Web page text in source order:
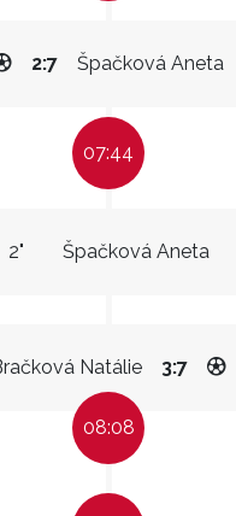
Špačková Aneta
2:7
07:44
Špačková Aneta
2"
Natálie 3:7
08:08